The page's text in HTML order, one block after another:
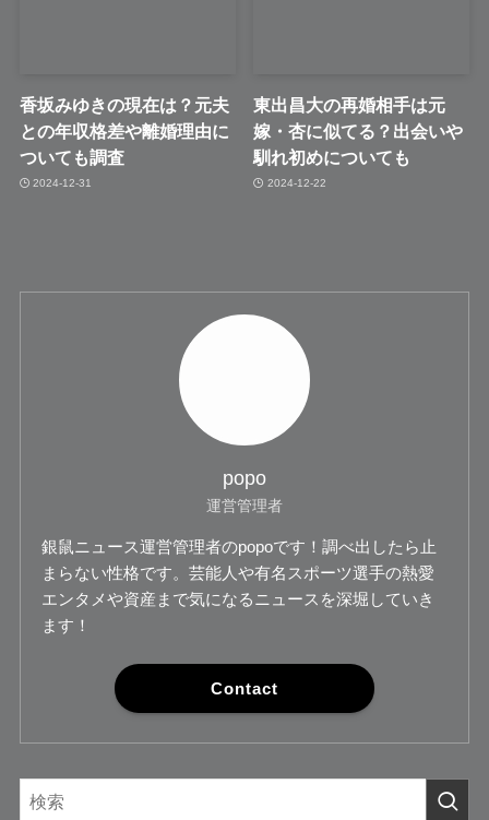
香坂みゆきの現在は？元夫
との年収格差や離婚理由に
ついても調査
2024-12-31
東出昌大の再婚相手は元
嫁・杏に似てる？出会いや
馴れ初めについても
2024-12-22
popo
運営管理者
銀鼠ニュース運営管理者のpopoです！調べ出したら止
まらない性格です。芸能人や有名スポーツ選手の熱愛
エンタメや資産まで気になるニュースを深堀していき
ます！
Contact